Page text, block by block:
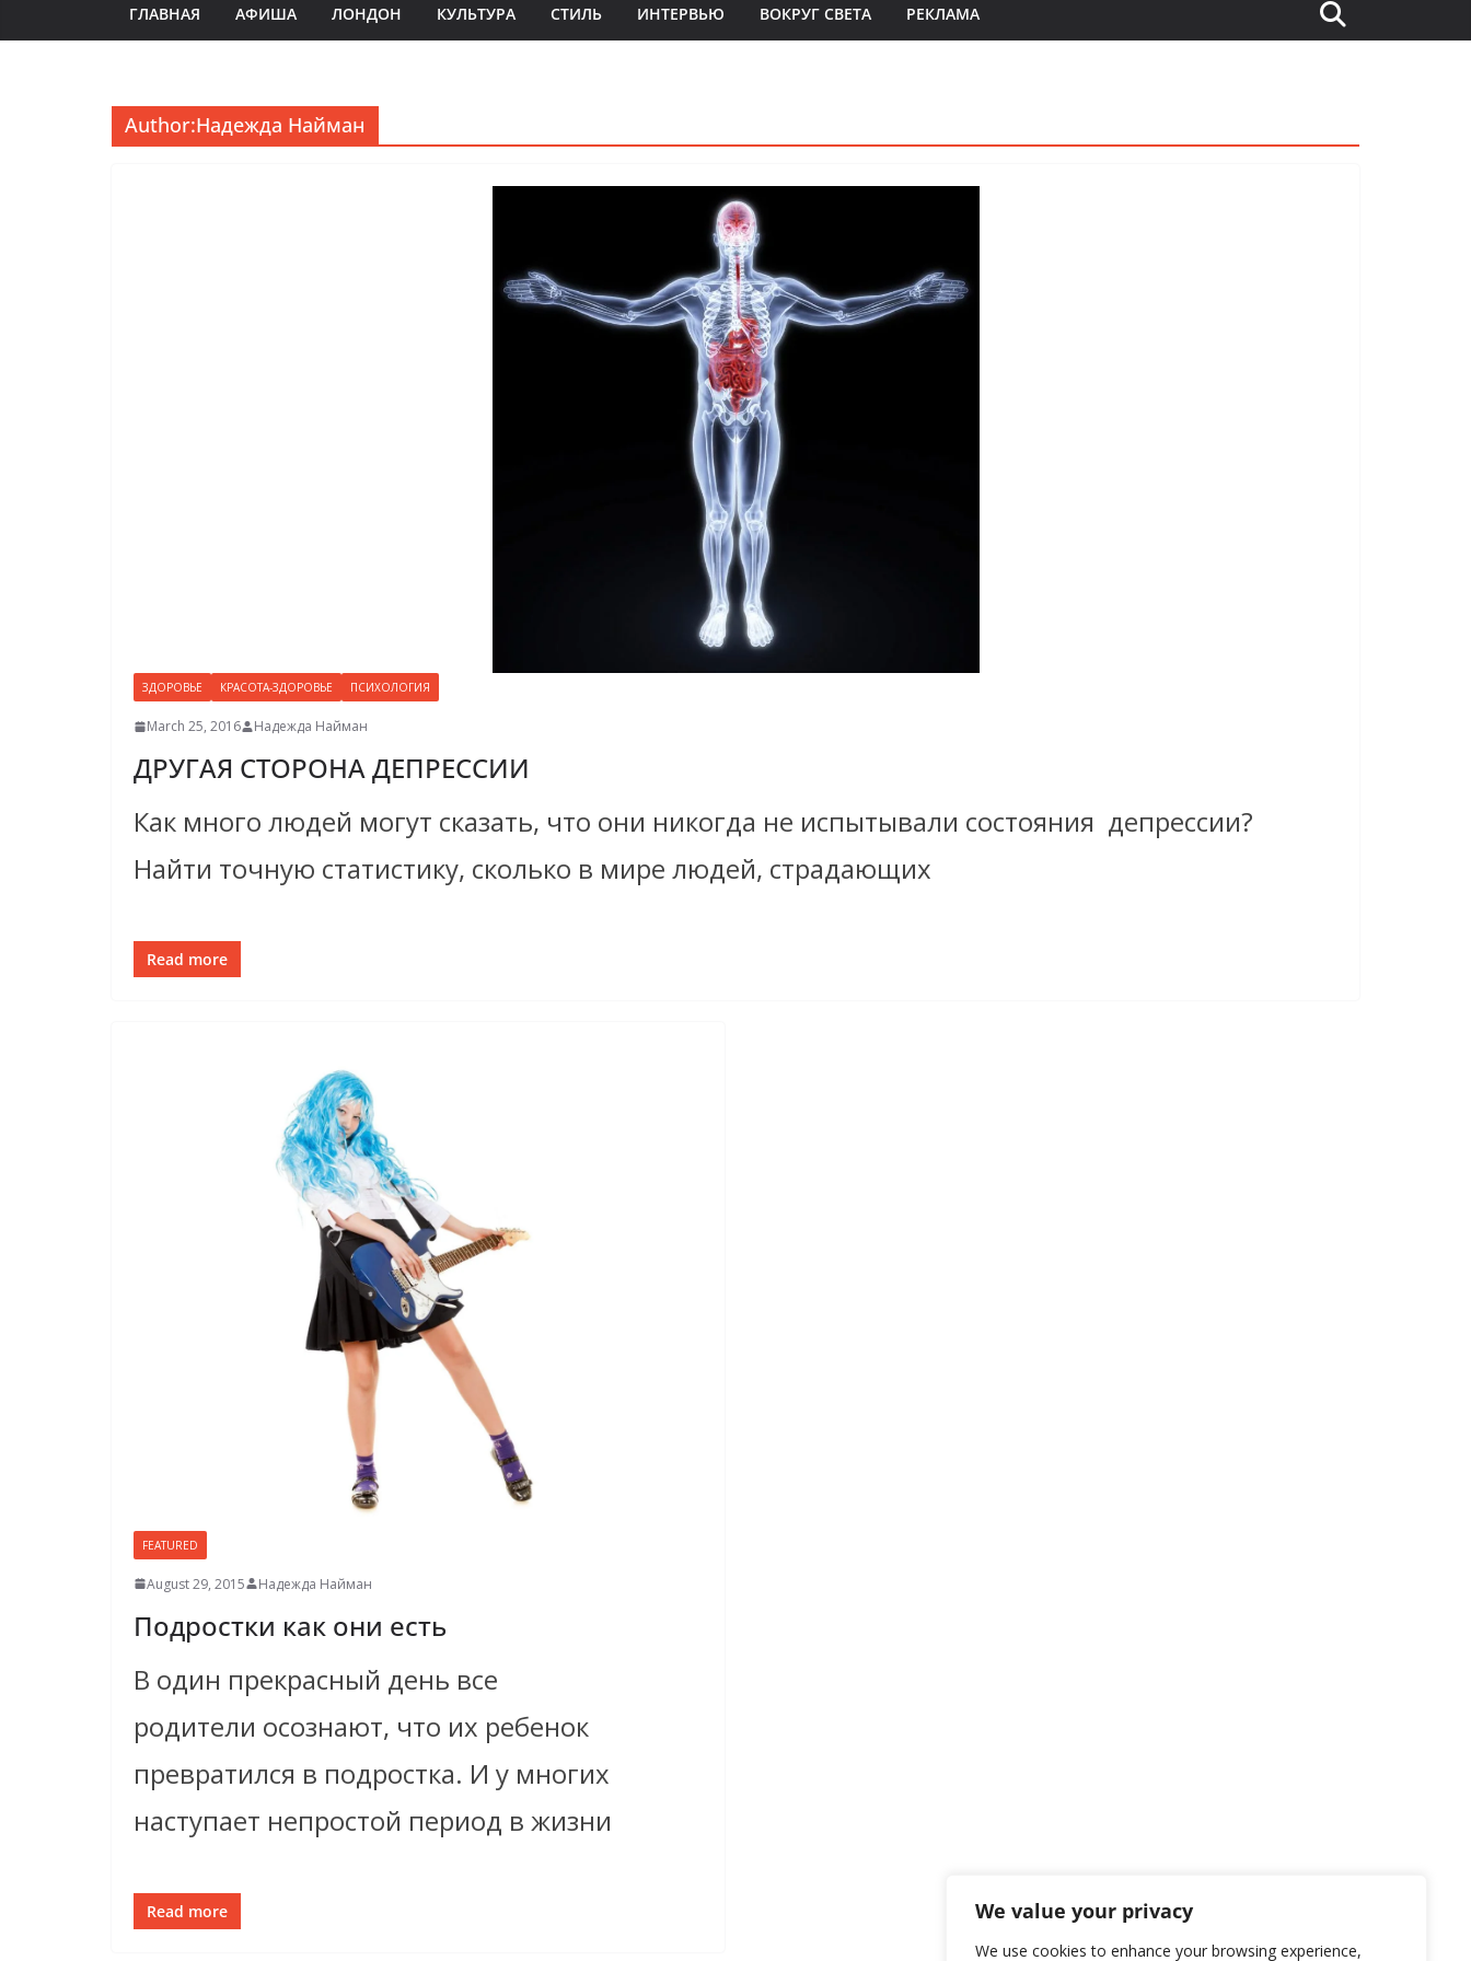
We value your privacy
We use cookies to enhance your browsing experience,
ГЛАВНАЯ АФИША ЛОНДОН КУЛЬТУРА СТИЛЬ ИНТЕРВЬЮ ВОКРУГ СВЕТА РЕКЛАМА
Author:Надежда Найман
ЗДОРОВЬЕ КРАСОТА-ЗДОРОВЬЕ ПСИХОЛОГИЯ
March 25, 2016 Надежда Найман
ДРУГАЯ СТОРОНА ДЕПРЕССИИ
Как много людей могут сказать, что они никогда не испытывали состояния депрессии?
Найти точную статистику, сколько в мире людей, страдающих
Read more
FEATURED
August 29, 2015 Надежда Найман
Подростки как они есть
В один прекрасный день все
родители осознают, что их ребенок
превратился в подростка. И у многих
наступает непростой период в жизни
Read more